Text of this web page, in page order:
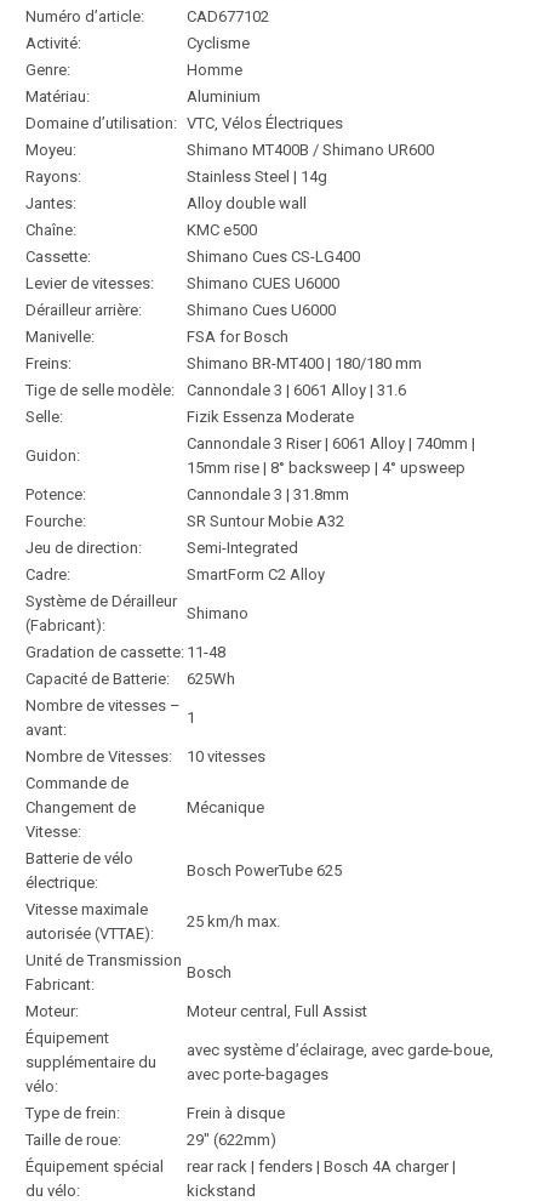
Numéro d’article:
CAD677102
Activité:
Cyclisme
Genre:
Homme
Matériau:
Aluminium
Domaine d’utilisation: VTC, Vélos Électriques
Moyeu:
Shimano MT400B / Shimano UR600
Rayons:
Stainless Steel | 14g
Jantes:
Alloy double wall
Chaîne:
KMC e500
Cassette:
Shimano Cues CS-LG400
Levier de vitesses:
Shimano CUES U6000
Dérailleur arrière:
Shimano Cues U6000
Manivelle:
FSA for Bosch
Freins:
Shimano BR-MT400 | 180/180 mm
Tige de selle modèle:
Cannondale 3 | 6061 Alloy | 31.6
Selle:
Fizik Essenza Moderate
Guidon:
Cannondale 3 Riser | 6061 Alloy | 740mm |
15mm rise | 8° backsweep | 4° upsweep
Potence:
Cannondale 3 | 31.8mm
Fourche:
SR Suntour Mobie A32
Jeu de direction:
Semi-Integrated
Cadre:
SmartForm C2 Alloy
Système de Dérailleur
(Fabricant):
Shimano
Gradation de cassette: 11-48
Capacité de Batterie:
625Wh
Nombre de vitesses –
avant:
1
Nombre de Vitesses:
10 vitesses
Commande de
Changement de
Vitesse:
Mécanique
Batterie de vélo
électrique:
Bosch PowerTube 625
Vitesse maximale
autorisée (VTTAE):
25 km/h max.
Unité de Transmission
Fabricant:
Bosch
Moteur:
Moteur central, Full Assist
Équipement
supplémentaire du
vélo:
avec système d’éclairage, avec garde-boue,
avec porte-bagages
Type de frein:
Frein à disque
Taille de roue:
29″ (622mm)
Équipement spécial
du vélo:
rear rack | fenders | Bosch 4A charger |
kickstand